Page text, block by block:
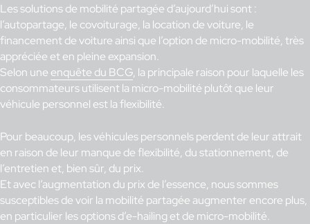
Les solutions de mobilité partagée d’aujourd’hui sont :
l’autopartage, le covoiturage, la location de voiture, le
financement de voiture ainsi que l’option de micro-mobilité, très
appréciée et en pleine expansion.
Selon une enquête du BCG, la principale raison pour laquelle les
consommateurs utilisent la micro-mobilité plutôt que leur
véhicule personnel est la flexibilité.
Pour beaucoup, les véhicules personnels perdent de leur attrait
en raison de leur manque de flexibilité, du stationnement, de
l’entretien et, bien sûr, du prix.
Et avec l’augmentation du prix de l’essence, nous sommes
susceptibles de voir la mobilité partagée augmenter encore plus,
en particulier les options d’e-hailing et de micro-mobilité.